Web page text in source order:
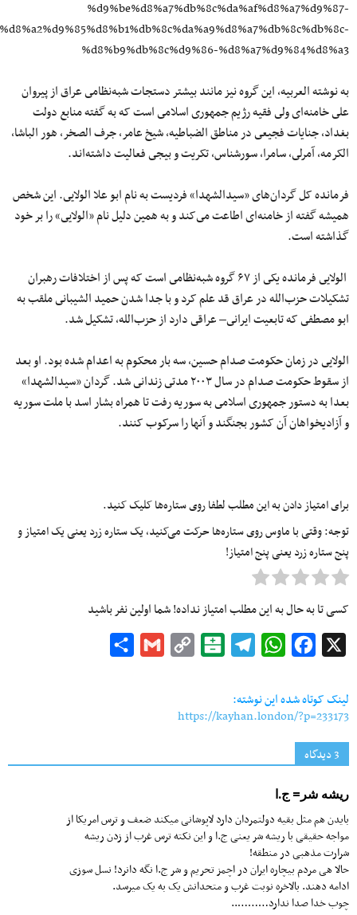
%d9%be%d8%a7%db%8c%da%af%d8%a7%d9%87-
%d8%a2%d9%85%d8%b1%db%8c%da%a9%d8%a7%db%8c%db%8c-
%d8%b9%db%8c%d9%86-%d8%a7%d9%84%d8%a3
به نوشته العربیه، این گروه نیز مانند بیشتر دستجات شبه‌نظامى عراق از پیروان
على خامنه‌اى ولى فقیه رژیم جمهورى اسلامى است که به گفته منابع دولت
بغداد، جنایات فجیعى در مناطق الضباطیه، شیخ عامر، جرف الصخر، هور الباشا،
الکرمه، آمرلى، سامرا، سورشناس، تکریت و بیجى فعالیت داشته‌اند.
فرمانده کل گردان‌هاى «سیدالشهدا» فردیست به نام ابو علا الولایى. این شخص
همیشه گفته از خامنه‌اى اطاعت مى‌کند و به همین دلیل نام «الولایى» را بر خود
گذاشته است.
الولایى فرمانده یکى از ۶٧ گروه شبه‌نظامى است که پس از اختلافات رهبران
تشکیلات حزب‌الله در عراق قد علم کرد و با جدا شدن حمید الشیبانى ملقب به
ابو مصطفى که تابعیت ایرانى– عراقى دارد از حزب‌الله، تشکیل شد.
الولایى در زمان حکومت صدام حسین، سه بار محکوم به اعدام شده بود. او بعد
از سقوط حکومت صدام در سال ۲۰۰۳ مدتى زندانى شد. گردان «سیدالشهدا»
بعدا به دستور جمهورى اسلامى به سوریه رفت تا همراه بشار اسد با ملت سوریه
و آزادیخواهان آن کشور بجنگند و آنها را سرکوب کنند.
برای امتیاز دادن به این مطلب لطفا روی ستاره‌ها کلیک کنید.
توجه: وقتی با ماوس روی ستاره‌ها حرکت می‌کنید، یک ستاره زرد یعنی یک امتیاز و
پنج ستاره زرد یعنی پنج امتیاز!
کسی تا به حال به این مطلب امتیاز نداده! شما اولین نفر باشید
Facebook
WhatsApp
Telegram
Balatarin
Copy
Gmail
لینک کوتاه شده این نوشته:
https://kayhan.london/?p=233173
3 دیدگاه‌
ریشه شر= ج.ا
بایدن هم مثل بقیه دولتمردان دارد لاپوشانی میکند ضعف و ترس امریکا از
مواجه حقیقی با ریشه شر یعنی ج.ا و این نکته ترس غرب از زدن ریشه
شرارت مذهبی در منطقه!
حالا هی مردم بیچاره ایران در اچمز تحریم و شر ج.ا نگه دانرد! نسل سوزی
ادامه دهند. بالاخره نوبت غرب و متحدانش یک به یک میرسد.
چوب خدا صدا ندارد………..